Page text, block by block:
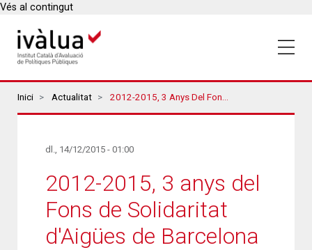
Vés al contingut
Breadcrumbs
Inici Actualitat 2012-2015, 3 Anys Del Fons De Solidaritat D'Aigües De Barcelona
dl., 14/12/2015 - 01:00
2012-2015, 3 anys del
Fons de Solidaritat
d'Aigües de Barcelona